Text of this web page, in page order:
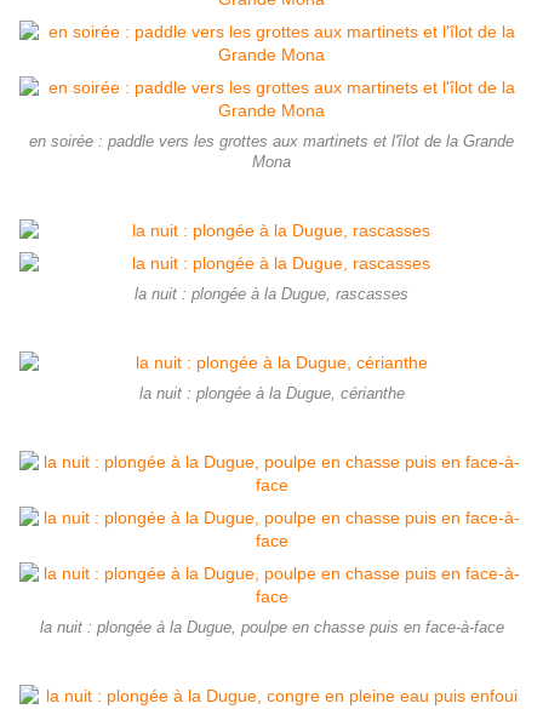
en soirée : paddle vers les grottes aux martinets et l'îlot de la Grande
Mona
la nuit : plongée à la Dugue, rascasses
la nuit : plongée à la Dugue, cérianthe
la nuit : plongée à la Dugue, poulpe en chasse puis en face-à-face